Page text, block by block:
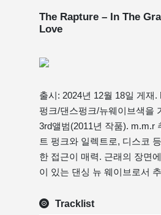
The Rapture – In The
Love
출시: 2024년 12월 18일 게재.
펑크/댄스펑크/뉴웨이브색을
3rd앨범(2011년 작품). m.m.r
트 펑크와 일렉트로, 디스코
한 접근이 매력. 근래의 장면
이 있는 댄싱 뉴 웨이브로서
Tracklist